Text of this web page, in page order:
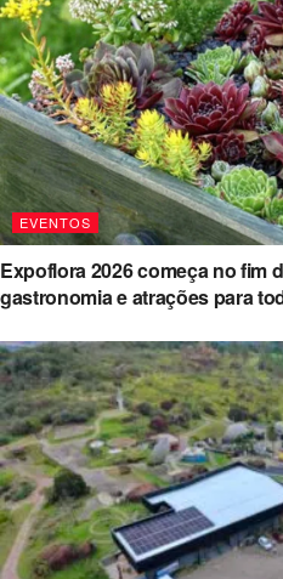
EVENTOS
Expoflora 2026 começa no fim
gastronomia e atrações para